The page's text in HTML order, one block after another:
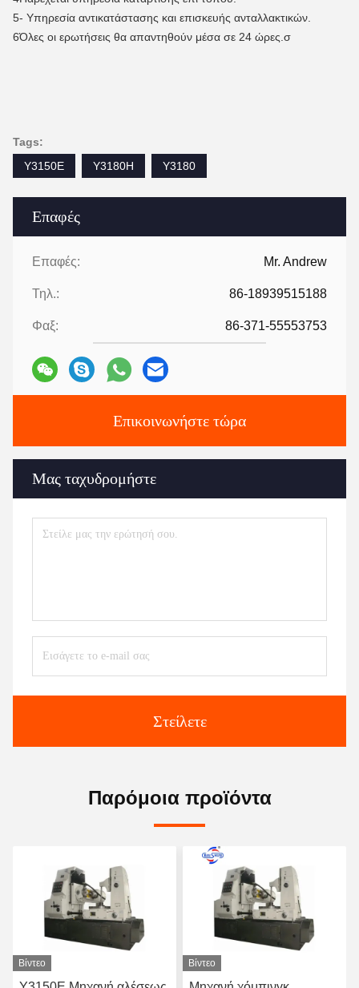
Επαφές
Επαφές: Mr. Andrew
Τηλ.: 86-18939515188
Φαξ: 86-371-55553753
Επικοινωνήστε τώρα
Μας ταχυδρομήστε
Στείλετε
5- Υπηρεσία αντικατάστασης και επισκευής ανταλλακτικών.
6Όλες οι ερωτήσεις θα απαντηθούν μέσα σε 24 ώρες.σ
Tags:
Y3150E
Y3180H Υ3180
Παρόμοια προϊόντα
Βίντεο Βίντεο